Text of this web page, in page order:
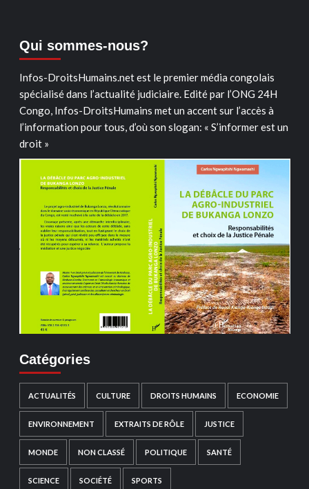
Qui sommes-nous?
Infos-DroitsHumains.net est le premier média congolais
spécialisé dans l’actualité judiciaire. Edité par l’ONG 24H
Congo, Infos-DroitsHumains met un accent sur l’accès à
l’information pour tous, d’où son slogan: « S’informer est un
droit »
Catégories
ACTUALITÉS CULTURE DROITS HUMAINS ECONOMIE
ENVIRONNEMENT EXTRAITS DE RÔLE JUSTICE
MONDE NON CLASSÉ POLITIQUE SANTÉ
SCIENCE SOCIÉTÉ SPORTS